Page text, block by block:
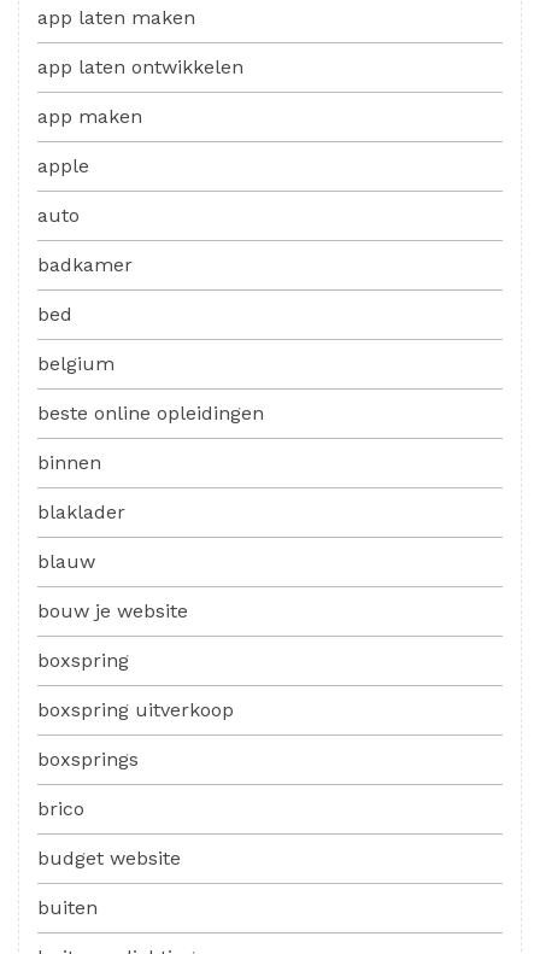
app laten maken
app laten ontwikkelen
app maken
apple
auto
badkamer
bed
belgium
beste online opleidingen
binnen
blaklader
blauw
bouw je website
boxspring
boxspring uitverkoop
boxsprings
brico
budget website
buiten